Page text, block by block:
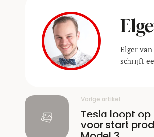
Elger
schrijft
Vorige artikel
Tesla loopt op
voor start